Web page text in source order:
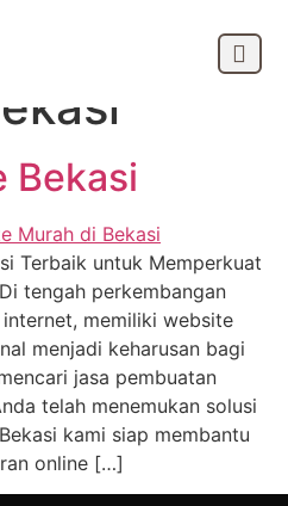
Bekasi
Terbaik untuk Memperkuat
tengah perkembangan
memiliki website
menjadi keharusan bagi
jasa pembuatan
telah menemukan solusi
kami siap membantu
online […]